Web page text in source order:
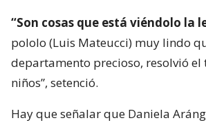
“Son cosas que está viéndolo la
pololo (Luis Mateucci) muy lindo
departamento precioso, resolvió el
niños”, setenció.
Hay que señalar que Daniela